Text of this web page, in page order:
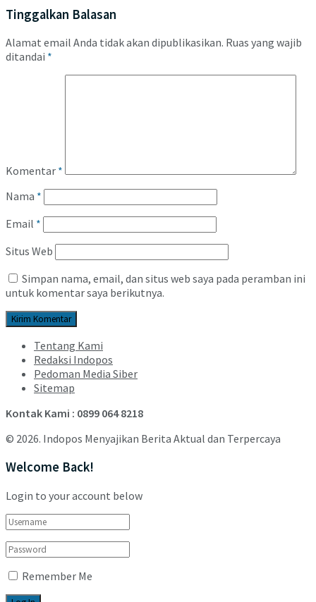
Tinggalkan Balasan
Alamat email Anda tidak akan dipublikasikan. Ruas yang wajib
ditandai *
Komentar *
Nama *
Email *
Situs Web
Simpan nama, email, dan situs web saya pada peramban ini
untuk komentar saya berikutnya.
Tentang Kami
Redaksi Indopos
Pedoman Media Siber
Sitemap
Kontak Kami : 0899 064 8218
© 2026. Indopos Menyajikan Berita Aktual dan Terpercaya
Welcome Back!
Login to your account below
Remember Me